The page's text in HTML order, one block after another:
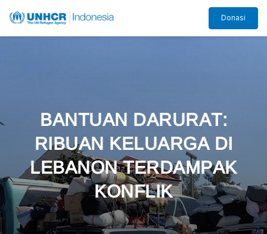
Donasi
BANTUAN DARURAT:
RIBUAN KELUARGA DI
LEBANON TERDAMPAK
KONFLIK